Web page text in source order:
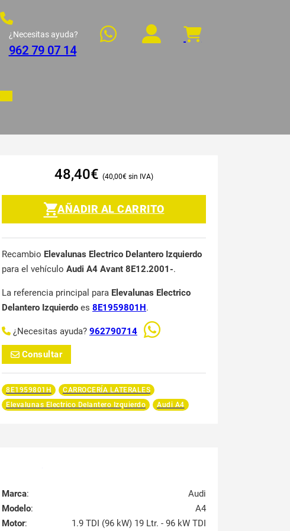
¿Necesitas ayuda?
962 79 07 14
48,40€ 40,00€
AÑADIR AL CARRITO
Recambio Elevalunas Electrico Delantero Izquierdo
para el vehículo Audi A4 Avant 8E12.2001-.
La referencia principal para Elevalunas Electrico
Delantero Izquierdo es 8E1959801H.
¿Necesitas ayuda? 962790714
Consultar
8E1959801H
CARROCERÍA LATERALES
Elevalunas Electrico Delantero Izquierdo
Audi A4
Marca:
Audi
Modelo:
A4
Motor: 1.9 TDI (96 kW) 19 Ltr. - 96 kW TDI